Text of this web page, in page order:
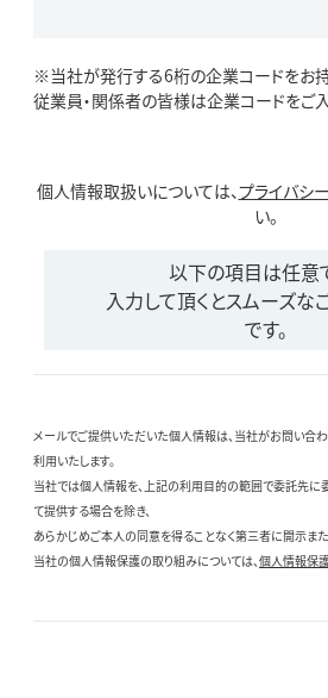
※当社が発行する6桁の企業コードをお
従業員・関係者の皆様は企業コードをご入
個人情報取扱いについては、プライバシ
い。
以下の項目は任意
入力して頂くとスムーズな
です。
メールでご提供いただいた個人情報は、当社がお問い合
利用いたします。
当社では個人情報を、上記の利用目的の範囲で委託先
て提供する場合を除き、
あらかじめご本人の同意を得ることなく第三者に開示ま
当社の個人情報保護の取り組みについては、個人情報保